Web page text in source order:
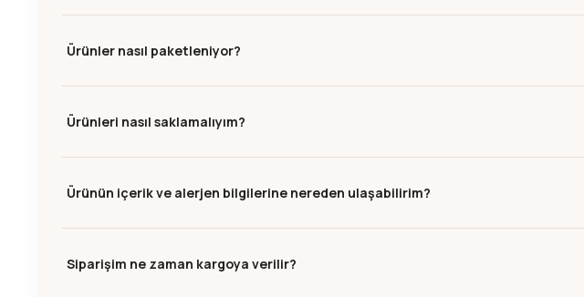
Ürünler nasıl paketleniyor?
Ürünleri nasıl saklamalıyım?
Ürünün içerik ve alerjen bilgilerine nereden ulaşabilirim?
Siparişim ne zaman kargoya verilir?